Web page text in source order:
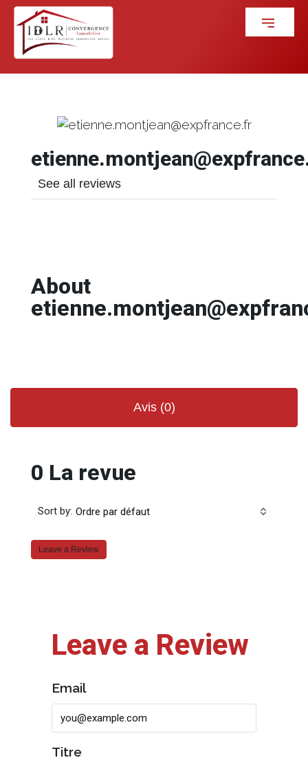
See all reviews
About
Avis (0)
0 La revue
Sort by: Ordre par défaut
Leave a Review
Leave a Review
Email
Titre